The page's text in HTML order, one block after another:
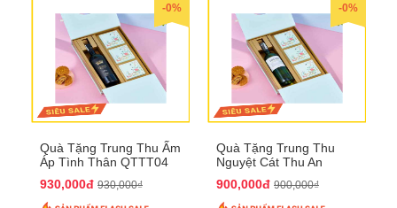
-0%
Quà Tặng Trung Thu Ấm
Áp Tình Thân QTTT04
930,000đ 930,000₫
-0%
Quà Tặng Trung Thu
Nguyệt Cát Thu An
900,000đ 900,000₫